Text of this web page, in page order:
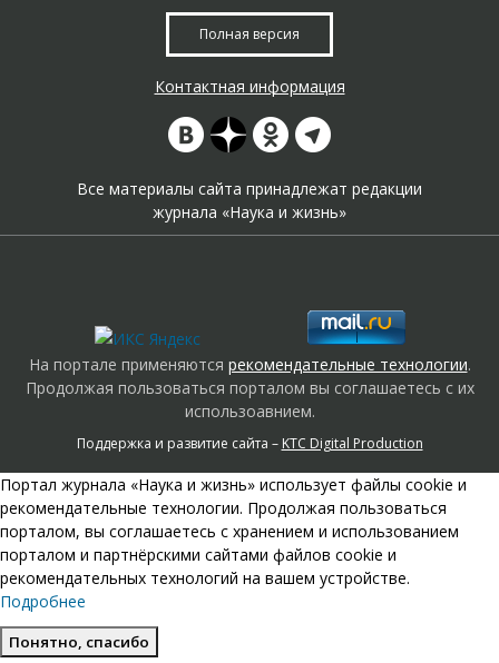
Полная версия
Контактная информация
Все материалы сайта принадлежат редакции
журнала «Наука и жизнь»
На портале применяются рекомендательные технологии.
Продолжая пользоваться порталом вы соглашаетесь с их
использоавнием.
Поддержка и развитие сайта – KTC Digital Production
Портал журнала «Наука и жизнь» использует файлы cookie и
рекомендательные технологии. Продолжая пользоваться
порталом, вы соглашаетесь с хранением и использованием
порталом и партнёрскими сайтами файлов cookie и
рекомендательных технологий на вашем устройстве.
Подробнее
Понятно, спасибо